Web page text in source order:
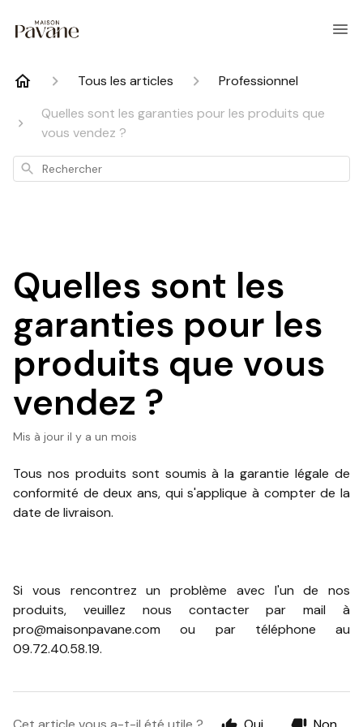
Tous les articles
Professionnel
Quelles sont les garanties pour les produits que
vous vendez ?
Rechercher
Quelles sont les
garanties pour les
produits que vous
vendez ?
Mis à jour il y a un mois
Tous nos produits sont soumis à la garantie légale de
conformité de deux ans, qui s'applique à compter de la
date de livraison.
Si vous rencontrez un problème avec l'un de nos
produits, veuillez nous contacter par mail à
pro@maisonpavane.com ou par téléphone au
09.72.40.58.19.